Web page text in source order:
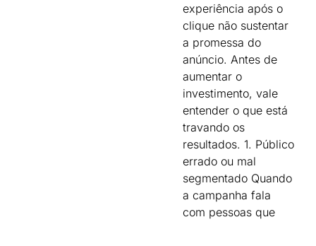
experiência após o
clique não sustentar
a promessa do
anúncio. Antes de
aumentar o
investimento, vale
entender o que está
travando os
resultados. 1. Público
errado ou mal
segmentado Quando
a campanha fala
com pessoas que